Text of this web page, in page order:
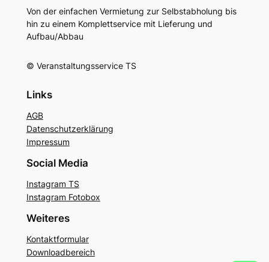
Von der einfachen Vermietung zur Selbstabholung bis
hin zu einem Komplettservice mit Lieferung und
Aufbau/Abbau
© Veranstaltungsservice TS
Links
AGB
Datenschutzerklärung
Impressum
Social Media
Instagram TS
Instagram Fotobox
Weiteres
Kontaktformular
Downloadbereich